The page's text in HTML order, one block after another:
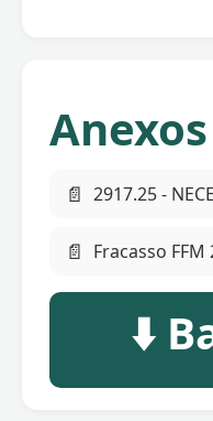
Anexos
📄 2917.25 -
📄 Fracasso
⬇️